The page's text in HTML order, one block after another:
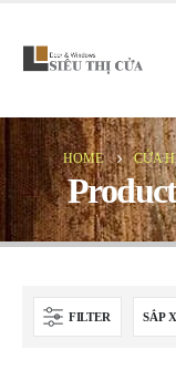
HOME CỬA
FILTER